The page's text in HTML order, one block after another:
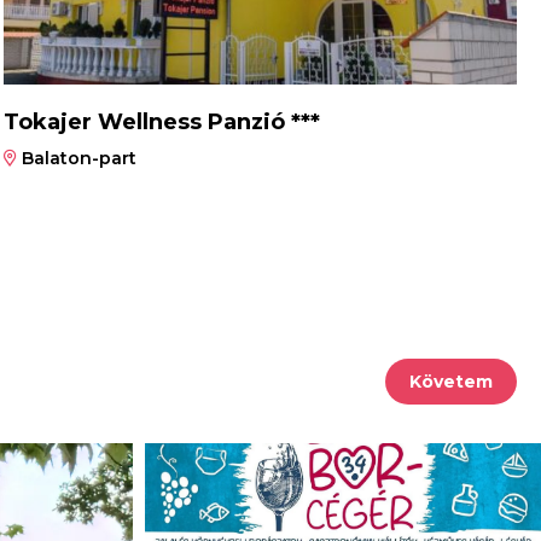
Tokajer Wellness Panzió ***
Balaton-part
Követem